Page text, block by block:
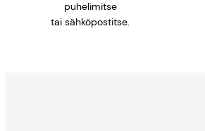
puhelimitse
tai sähköpostitse.